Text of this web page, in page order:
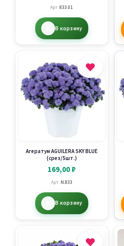
Арт:833.01
В корзину
Агератум AGUILERA SKY BLUE
(срез/5шт.)
169,00 ₽
Арт: N.833
В корзину